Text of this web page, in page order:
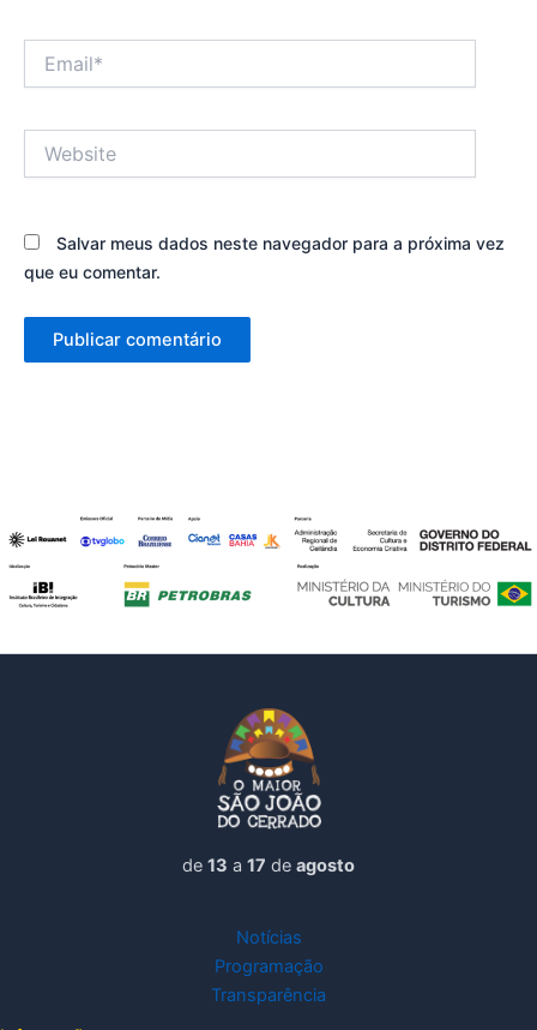
Salvar meus dados neste navegador para a próxima vez
que eu comentar.
de 13 a 17 de agosto
Notícias
Programação
Transparência